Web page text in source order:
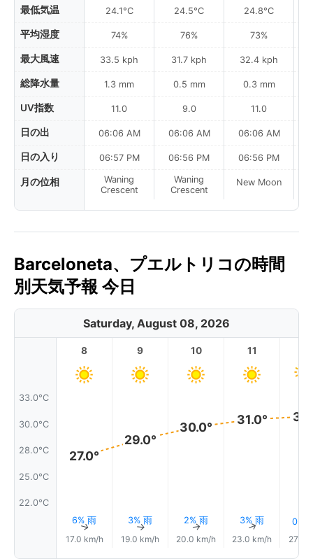
最低気温
平均湿度
最大風速
総降水量
UV指数
日の出
日の入り
月の位相
24.1°C
74%
33.5 kph
1.3 mm
11.0
06:06 AM
06:57 PM
Waning
Crescent
24.5°C
76%
31.7 kph
0.5 mm
9.0
06:06 AM
06:56 PM
Waning
Crescent
24.8°C
73%
32.4 kph
0.3 mm
11.0
06:06 AM
06:56 PM
New Moon
Barceloneta、プエルトリコの時間
別天気予報 今日
Saturday, August 08, 2026
33.0°C
30.0°C
28.0°C
25.0°C
22.0°C
8
27.0°
6% 雨
↑
17.0 km/h
9
29.0°
3% 雨
↑
19.0 km/h
10
30.0°
2% 雨
↑
20.0 km/h
11
31.0°
3% 雨
↑
23.0 km/h
0.0
27.0